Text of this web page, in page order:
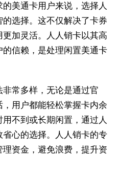
美通卡用户来说，选择人
选择。这不仅解决了卡券
加灵活。人人销卡以其高
信赖，是处理闲置美通卡
常多样，无论是通过官
用户都能轻松掌握卡内余
不到或长期闲置，通过人
心的选择。人人销卡的专
资金，避免浪费，提升资